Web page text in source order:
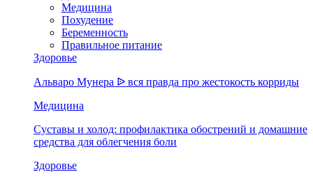
Медицина
Похудение
Беременность
Правильное питание
Здоровье
Альваро Мунера ᐉ вся правда про жестокость корриды
Медицина
Суставы и холод: профилактика обострений и домашние
средства для облегчения боли
Здоровье